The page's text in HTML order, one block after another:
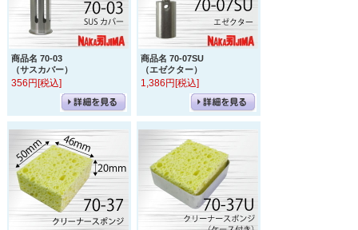
商品名 70-03
（サスカバー）
356円[税込]
商品名 70-07SU
（エゼクター）
1,386円[税込]